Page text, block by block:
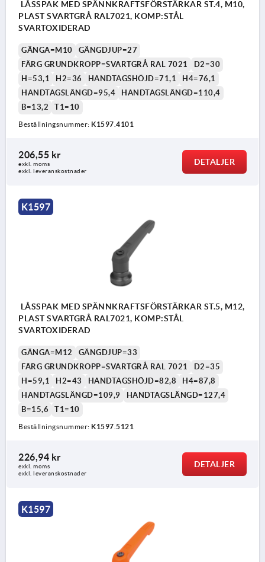
LÅSSPAK MED SPÄNNKRAFTSFÖRSTÄRKAR ST.4, M10,
PLAST SVARTGRÅ RAL7021, KOMP:STÅL
SVARTOXIDERAD
GÄNGA=M10
GÄNGDJUP=27
FÄRG GRUNDKROPP=SVARTGRÅ RAL 7021
D2=30
H=53,1
H2=36 HANDTAGSHÖJD=71,1
H4=76,1
HANDTAGSLÄNGD=95,4
HANDTAGSLÄNGD=110,4
B=13,2
T1=10
Beställningsnummer: K1597.4101
206,55 kr
exkl. moms
exkl. leveranskostnader
DETALJER
K1597
LÅSSPAK MED SPÄNNKRAFTSFÖRSTÄRKAR ST.5, M12,
PLAST SVARTGRÅ RAL7021, KOMP:STÅL
SVARTOXIDERAD
GÄNGA=M12
GÄNGDJUP=33
FÄRG GRUNDKROPP=SVARTGRÅ RAL 7021
D2=35
H=59,1
H2=43 HANDTAGSHÖJD=82,8
H4=87,8
HANDTAGSLÄNGD=109,9
HANDTAGSLÄNGD=127,4
B=15,6
T1=10
Beställningsnummer: K1597.5121
226,94 kr
exkl. moms
exkl. leveranskostnader
DETALJER
K1597